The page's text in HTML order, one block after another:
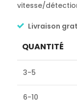
vitesse/
Livraison
QUANTITÉ
3-5
6-10